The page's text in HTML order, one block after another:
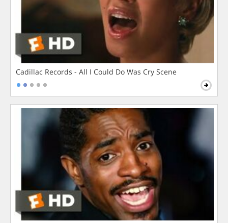
Cadillac Records - All I Could Do Was Cry Scene